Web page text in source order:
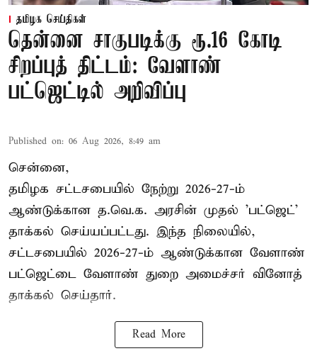
தமிழக செய்திகள்
தென்னை சாகுபடிக்கு ரூ.16 கோடி
சிறப்புத் திட்டம்: வேளாண்
பட்ஜெட்டில் அறிவிப்பு
Published on: 06 Aug 2026, 8:49 am
சென்னை,
தமிழக சட்டசபையில் நேற்று 2026-27-ம்
ஆண்டுக்கான த.வெ.க. அரசின் முதல் 'பட்ஜெட்'
தாக்கல் செய்யப்பட்டது. இந்த நிலையில்,
சட்டசபையில் 2026-27-ம் ஆண்டுக்கான வேளாண்
பட்ஜெட்டை வேளாண் துறை அமைச்சர் வினோத்
தாக்கல் செய்தார்.
Read More